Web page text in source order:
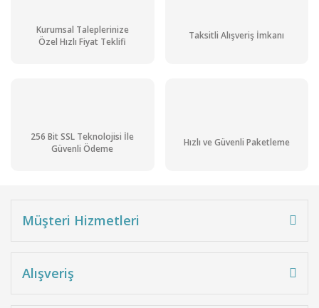
Kurumsal Taleplerinize
Özel Hızlı Fiyat Teklifi
Taksitli Alışveriş İmkanı
256 Bit SSL Teknolojisi İle
Güvenli Ödeme
Hızlı ve Güvenli Paketleme
Müşteri Hizmetleri
Alışveriş